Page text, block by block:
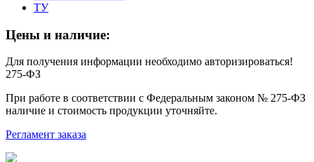
Цены и наличие:
Для получения информации необходимо авторизироваться!
275-ФЗ
При работе в соответствии с Федеральным законом № 275-ФЗ
наличие и стоимость продукции уточняйте.
Регламент заказа